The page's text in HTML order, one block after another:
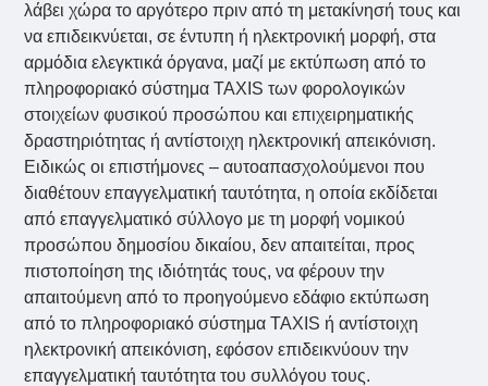
λάβει χώρα το αργότερο πριν από τη μετακίνησή τους και
να επιδεικνύεται, σε έντυπη ή ηλεκτρονική μορφή, στα
αρμόδια ελεγκτικά όργανα, μαζί με εκτύπωση από το
πληροφοριακό σύστημα TAXIS των φορολογικών
στοιχείων φυσικού προσώπου και επιχειρηματικής
δραστηριότητας ή αντίστοιχη ηλεκτρονική απεικόνιση.
Ειδικώς οι επιστήμονες – αυτοαπασχολούμενοι που
διαθέτουν επαγγελματική ταυτότητα, η οποία εκδίδεται
από επαγγελματικό σύλλογο με τη μορφή νομικού
προσώπου δημοσίου δικαίου, δεν απαιτείται, προς
πιστοποίηση της ιδιότητάς τους, να φέρουν την
απαιτούμενη από το προηγούμενο εδάφιο εκτύπωση
από το πληροφοριακό σύστημα TAXIS ή αντίστοιχη
ηλεκτρονική απεικόνιση, εφόσον επιδεικνύουν την
επαγγελματική ταυτότητα του συλλόγου τους.